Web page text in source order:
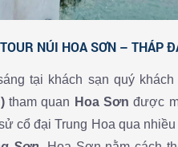
NÚI HOA SƠN – THÁP
tại khách sạn quý
tham quan Hoa Sơnđược
cổ đại Trung Hoa qua nhiều